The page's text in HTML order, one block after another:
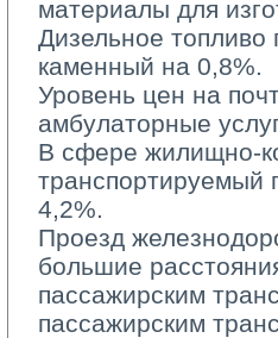
материалы для
Дизельное
каменный на 0,8%.
Уровень цен на
амбулаторные
В сфере жилищно-
транспортируемый
4,2%.
Проезд
большие
пассажирским
пассажирским